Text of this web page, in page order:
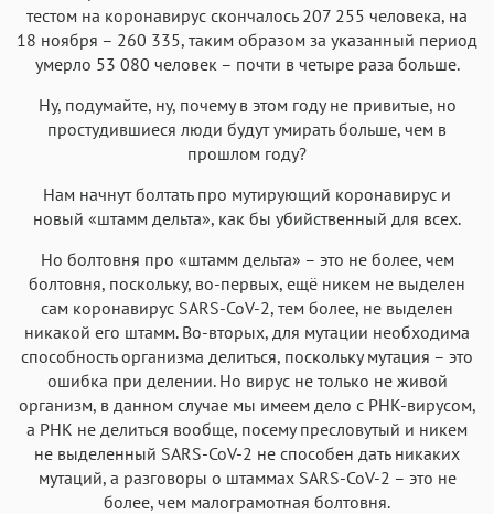
тестом на коронавирус скончалось 207 255 человека, на
18 ноября – 260 335, таким образом за указанный период
умерло 53 080 человек – почти в четыре раза больше.
Ну, подумайте, ну, почему в этом году не привитые, но
простудившиеся люди будут умирать больше, чем в
прошлом году?
Нам начнут болтать про мутирующий коронавирус и
новый «штамм дельта», как бы убийственный для всех.
Но болтовня про «штамм дельта» – это не более, чем
болтовня, поскольку, во-первых, ещё никем не выделен
сам коронавирус SARS-CoV-2, тем более, не выделен
никакой его штамм. Во-вторых, для мутации необходима
способность организма делиться, поскольку мутация – это
ошибка при делении. Но вирус не только не живой
организм, в данном случае мы имеем дело с РНК-вирусом,
а РНК не делиться вообще, посему пресловутый и никем
не выделенный SARS-CoV-2 не способен дать никаких
мутаций, а разговоры о штаммах SARS-CoV-2 – это не
более, чем малограмотная болтовня.